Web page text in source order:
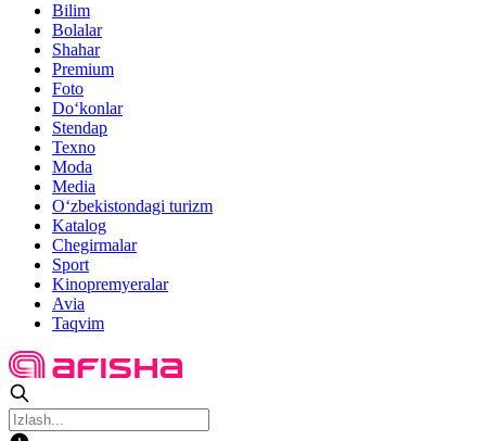
Bilim
Bolalar
Shahar
Premium
Foto
Do‘konlar
Stendap
Texno
Moda
Media
O‘zbekistondagi turizm
Katalog
Chegirmalar
Sport
Kinopremyeralar
Avia
Taqvim